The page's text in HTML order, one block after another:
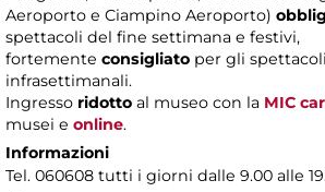
Aeroporto e Ciampino Aeroporto)
spettacoli del fine settimana e festivi,
fortemente consigliato per gli
infrasettimanali.
Ingresso ridotto al museo con la MIC
musei e online.
Informazioni
Tel. 060608 tutti i giorni dalle 9.00 alle